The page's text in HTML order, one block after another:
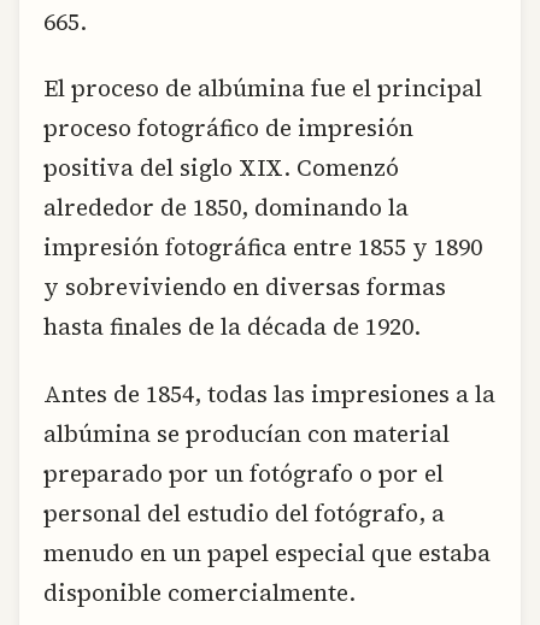
665.
El proceso de albúmina fue el principal
proceso fotográfico de impresión
positiva del siglo XIX. Comenzó
alrededor de 1850, dominando la
impresión fotográfica entre 1855 y 1890
y sobreviviendo en diversas formas
hasta finales de la década de 1920.
Antes de 1854, todas las impresiones a la
albúmina se producían con material
preparado por un fotógrafo o por el
personal del estudio del fotógrafo, a
menudo en un papel especial que estaba
disponible comercialmente.